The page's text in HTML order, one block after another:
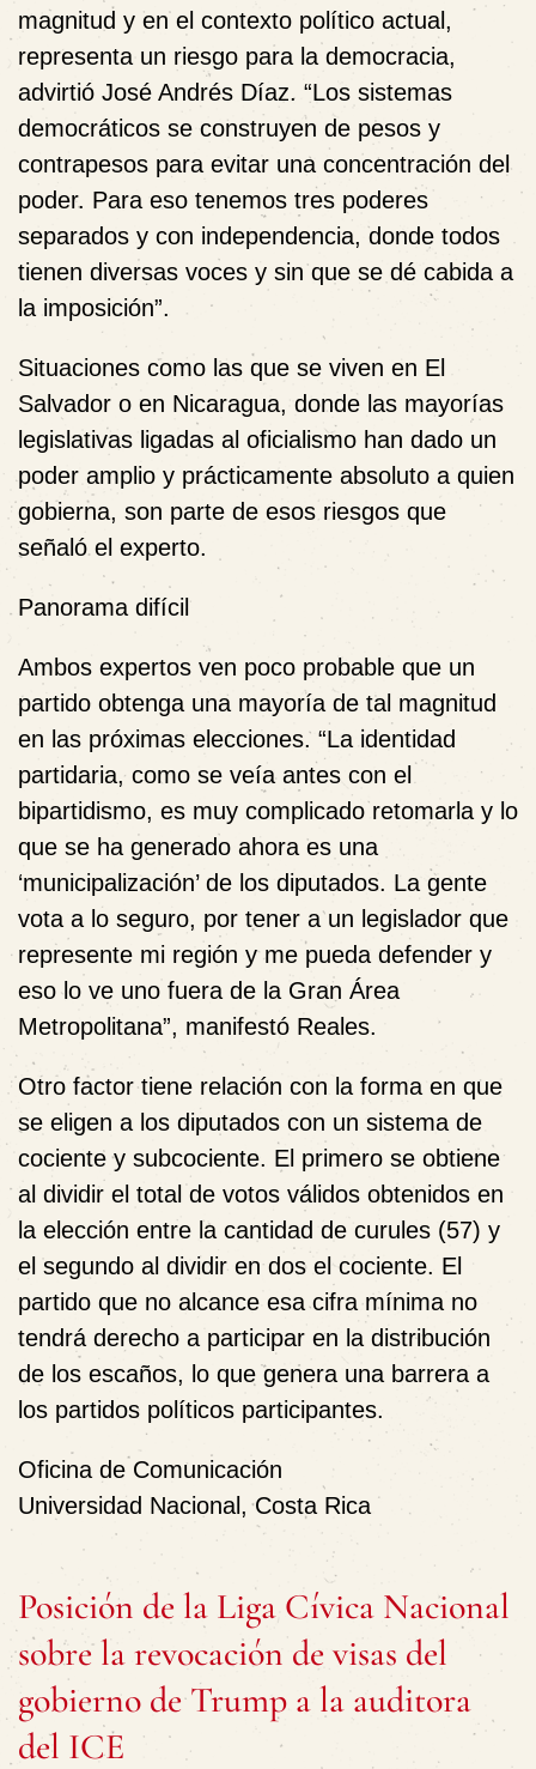
magnitud y en el contexto político actual,
representa un riesgo para la democracia,
advirtió José Andrés Díaz. “Los sistemas
democráticos se construyen de pesos y
contrapesos para evitar una concentración del
poder. Para eso tenemos tres poderes
separados y con independencia, donde todos
tienen diversas voces y sin que se dé cabida a
la imposición”.
Situaciones como las que se viven en El
Salvador o en Nicaragua, donde las mayorías
legislativas ligadas al oficialismo han dado un
poder amplio y prácticamente absoluto a quien
gobierna, son parte de esos riesgos que
señaló el experto.
Panorama difícil
Ambos expertos ven poco probable que un
partido obtenga una mayoría de tal magnitud
en las próximas elecciones. “La identidad
partidaria, como se veía antes con el
bipartidismo, es muy complicado retomarla y lo
que se ha generado ahora es una
‘municipalización’ de los diputados. La gente
vota a lo seguro, por tener a un legislador que
represente mi región y me pueda defender y
eso lo ve uno fuera de la Gran Área
Metropolitana”, manifestó Reales.
Otro factor tiene relación con la forma en que
se eligen a los diputados con un sistema de
cociente y subcociente. El primero se obtiene
al dividir el total de votos válidos obtenidos en
la elección entre la cantidad de curules (57) y
el segundo al dividir en dos el cociente. El
partido que no alcance esa cifra mínima no
tendrá derecho a participar en la distribución
de los escaños, lo que genera una barrera a
los partidos políticos participantes.
Oficina de Comunicación
Universidad Nacional, Costa Rica
Posición de la Liga Cívica Nacional
sobre la revocación de visas del
gobierno de Trump a la auditora
del ICE